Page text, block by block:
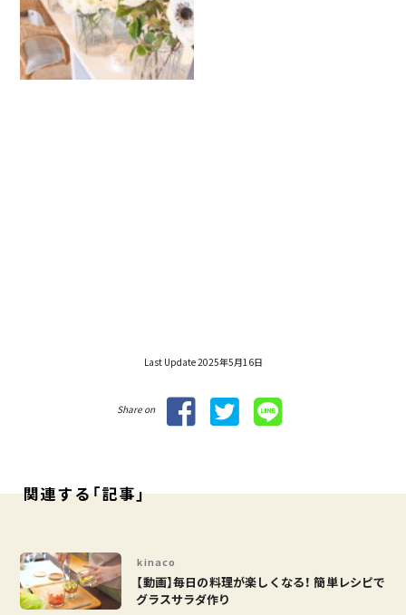
Last Update 2025年5月16日
Share on
関連する「記事」
kinaco
【動画】毎日の料理が楽しくなる！ 簡単レシピで
グラスサラダ作り